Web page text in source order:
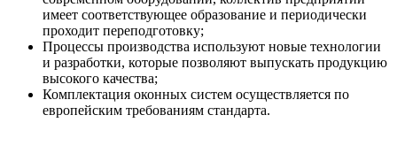
имеет соответствующее образование и периодически
проходит переподготовку;
Процессы производства используют новые технологии
и разработки, которые позволяют выпускать продукцию
высокого качества;
Комплектация оконных систем осуществляется по
европейским требованиям стандарта.